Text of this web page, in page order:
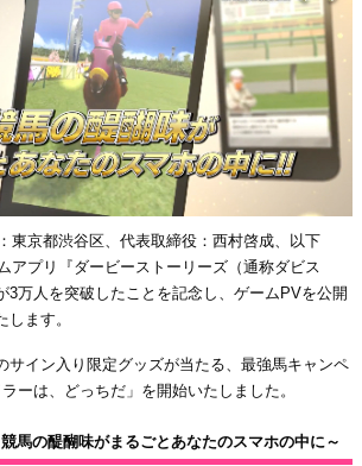
東京都渋谷区、代表取締役：西村啓成、以下
アプリ『ダービーストーリーズ（通称ダビス
3万人を突破したことを記念し、ゲームPVを公開
ます。
サイン入り限定グッズが当たる、最強馬キャンペ
ーは、どっちだ」を開始いたしました。
馬の醍醐味がまるごとあなたのスマホの中に～